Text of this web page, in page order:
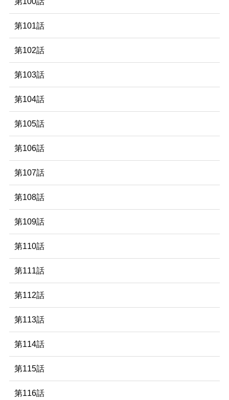
第101話
第102話
第103話
第104話
第105話
第106話
第107話
第108話
第109話
第110話
第111話
第112話
第113話
第114話
第115話
第116話